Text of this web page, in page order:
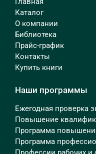
Каталог
О компании
Библиотека
Прайс-график
Контакты
Купить книги
Наши программы
Ежегодная проверка
Повышение
Программа
Программа